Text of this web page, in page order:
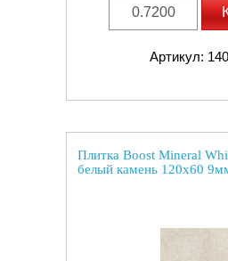
Артикул:
Плитка Boost Mineral
белый камень 120x60